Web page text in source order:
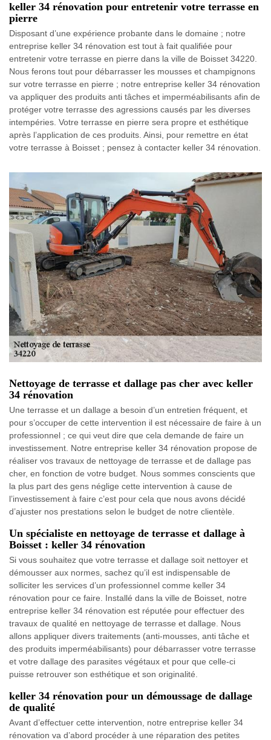
keller 34 rénovation pour entretenir votre terrasse en
pierre
Disposant d’une expérience probante dans le domaine ; notre
entreprise keller 34 rénovation est tout à fait qualifiée pour
entretenir votre terrasse en pierre dans la ville de Boisset 34220.
Nous ferons tout pour débarrasser les mousses et champignons
sur votre terrasse en pierre ; notre entreprise keller 34 rénovation
va appliquer des produits anti tâches et imperméabilisants afin de
protéger votre terrasse des agressions causés par les diverses
intempéries. Votre terrasse en pierre sera propre et esthétique
après l’application de ces produits. Ainsi, pour remettre en état
votre terrasse à Boisset ; pensez à contacter keller 34 rénovation.
Nettoyage de terrasse et dallage pas cher avec keller
34 rénovation
Une terrasse et un dallage a besoin d’un entretien fréquent, et
pour s’occuper de cette intervention il est nécessaire de faire à un
professionnel ; ce qui veut dire que cela demande de faire un
investissement. Notre entreprise keller 34 rénovation propose de
réaliser vos travaux de nettoyage de terrasse et de dallage pas
cher, en fonction de votre budget. Nous sommes conscients que
la plus part des gens néglige cette intervention à cause de
l’investissement à faire c’est pour cela que nous avons décidé
d’ajuster nos prestations selon le budget de notre clientèle.
Un spécialiste en nettoyage de terrasse et dallage à
Boisset : keller 34 rénovation
Si vous souhaitez que votre terrasse et dallage soit nettoyer et
démousser aux normes, sachez qu’il est indispensable de
solliciter les services d’un professionnel comme keller 34
rénovation pour ce faire. Installé dans la ville de Boisset, notre
entreprise keller 34 rénovation est réputée pour effectuer des
travaux de qualité en nettoyage de terrasse et dallage. Nous
allons appliquer divers traitements (anti-mousses, anti tâche et
des produits imperméabilisants) pour débarrasser votre terrasse
et votre dallage des parasites végétaux et pour que celle-ci
puisse retrouver son esthétique et son originalité.
keller 34 rénovation pour un démoussage de dallage
de qualité
Avant d’effectuer cette intervention, notre entreprise keller 34
rénovation va d’abord procéder à une réparation des petites